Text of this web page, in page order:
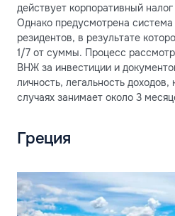
действует корпоративный
Однако предусмотрена система
резидентов, в результате
1/7 от суммы. Процесс
ВНЖ за инвестиции и
личность, легальность
случаях занимает около 3
Греция